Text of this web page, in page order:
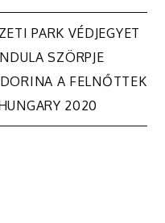
PARK VÉDJEGYET
SZÖRPJE
A FELNŐTTEK
2020